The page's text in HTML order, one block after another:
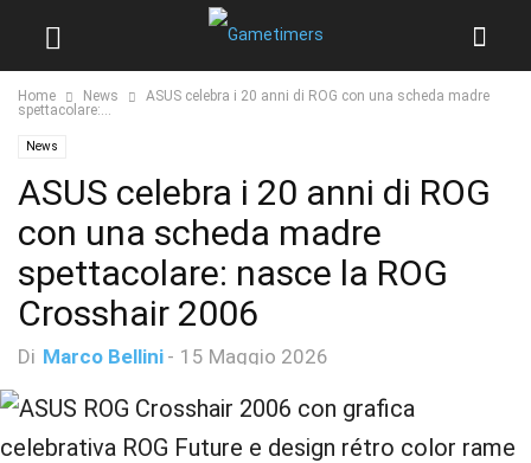
Home News
ASUS celebra i 20 anni di ROG con una scheda madre
spettacolare:...
News
ASUS celebra i 20 anni di ROG
con una scheda madre
spettacolare: nasce la ROG
Crosshair 2006
Di Marco Bellini - 15 Maggio 2026